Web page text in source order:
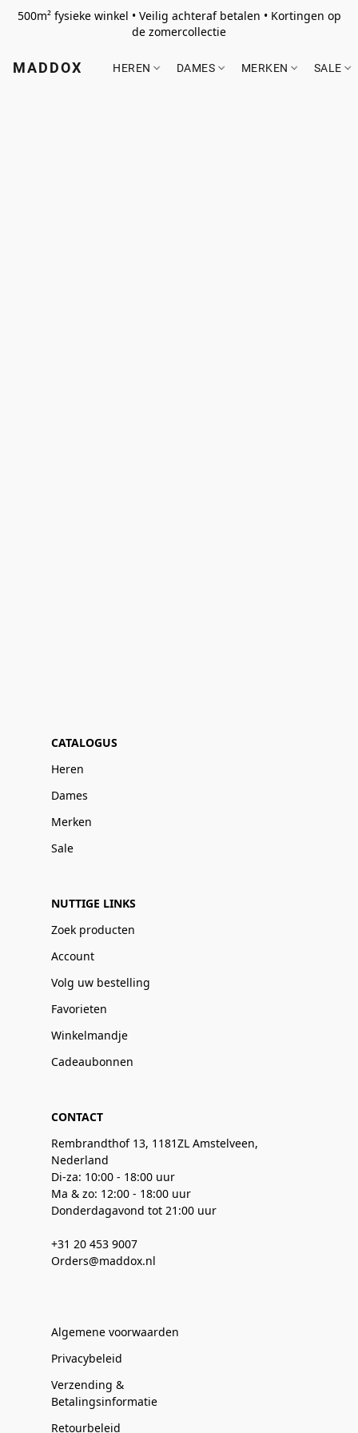
500m² fysieke winkel • Veilig achteraf betalen • Kortingen op
de zomercollectie
MADDOX HEREN DAMES MERKEN SALE
CATALOGUS
Heren
Dames
Merken
Sale
NUTTIGE LINKS
Zoek producten
Account
Volg uw bestelling
Favorieten
Winkelmandje
Cadeaubonnen
CONTACT
Rembrandthof 13, 1181ZL Amstelveen,
Nederland
Di-za: 10:00 - 18:00 uur
Ma & zo: 12:00 - 18:00 uur
Donderdagavond tot 21:00 uur
+31 20 453 9007
Orders@maddox.nl
Algemene voorwaarden
Privacybeleid
Verzending &
Betalingsinformatie
Retourbeleid